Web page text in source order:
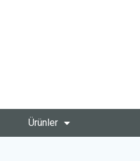
Ürünler